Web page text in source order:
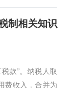
制相关知识
款”。纳税人取
费收入，合并为